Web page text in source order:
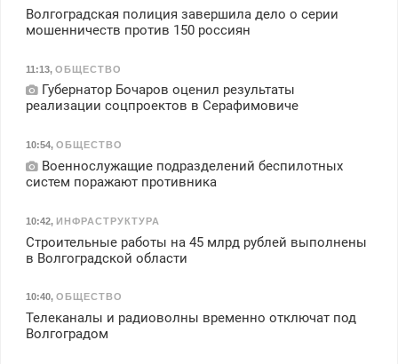
Волгоградская полиция завершила дело о серии
мошенничеств против 150 россиян
11:13, ОБЩЕСТВО
Губернатор Бочаров оценил результаты
реализации соцпроектов в Серафимовиче
10:54, ОБЩЕСТВО
Военнослужащие подразделений беспилотных
систем поражают противника
10:42, ИНФРАСТРУКТУРА
Строительные работы на 45 млрд рублей выполнены
в Волгоградской области
10:40, ОБЩЕСТВО
Телеканалы и радиоволны временно отключат под
Волгоградом